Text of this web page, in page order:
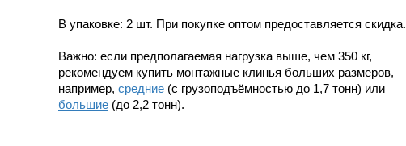
В упаковке: 2 шт. При покупке оптом предоставляется скидка.
Важно: если предполагаемая нагрузка выше, чем 350 кг,
рекомендуем купить монтажные клинья больших размеров,
например, средние (с грузоподъёмностью до 1,7 тонн) или
большие (до 2,2 тонн).